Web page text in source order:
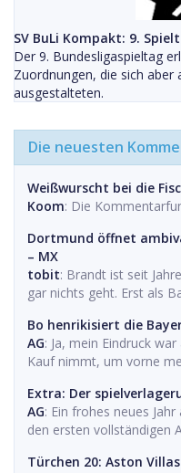
SV BuLi Kompakt: 9.
Der 9. Bundesligaspieltag
Zuordnungen, die sich aber
ausgestalteten.
Die neuesten
Weißwurscht bei die
Koom: Die
Dortmund öffnet
– MX
tobit: Brandt ist seit
gar nichts geht. Erst als
Bo henrikisiert die
AG: Ja, mein Eindruck
Kauf nimmt, um vorne
Extra: Der
AG: Ein frohes neues
den ersten vollständigen
Türchen 20: Aston